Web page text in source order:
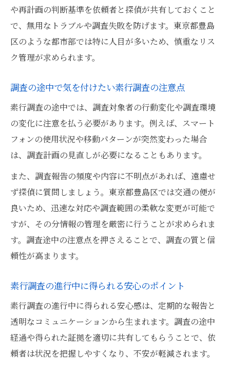
や再計画の判断基準を依頼者と探偵が共有しておくこと
で、無用なトラブルや調査失敗を防げます。東京都豊島
区のような都市部では特に人目が多いため、慎重なリス
ク管理が求められます。
調査の途中で気を付けたい素行調査の注意点
素行調査の途中では、調査対象者の行動変化や調査環境
の変化に注意を払う必要があります。例えば、スマート
フォンの使用状況や移動パターンが突然変わった場合
は、調査計画の見直しが必要になることもあります。
また、調査報告の頻度や内容に不明点があれば、遠慮せ
ず探偵に質問しましょう。東京都豊島区では交通の便が
良いため、迅速な対応や調査範囲の柔軟な変更が可能で
すが、その分情報の管理を厳密に行うことが求められま
す。調査途中の注意点を押さえることで、調査の質と信
頼性が高まります。
素行調査の進行中に得られる安心のポイント
素行調査の進行中に得られる安心感は、定期的な報告と
透明なコミュニケーションから生まれます。調査の途中
経過や得られた証拠を適切に共有してもらうことで、依
頼者は状況を把握しやすくなり、不安が軽減されます。